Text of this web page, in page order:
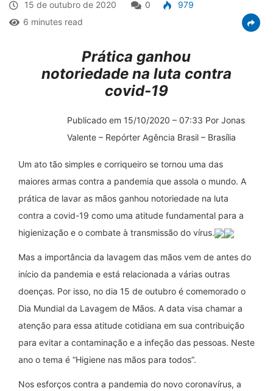
15 de outubro de 2020 0
979
6 minutes read
Prática ganhou
notoriedade na luta contra
covid-19
Publicado em 15/10/2020 – 07:33 Por Jonas
Valente – Repórter Agência Brasil – Brasília
Um ato tão simples e corriqueiro se tornou uma das
maiores armas contra a pandemia que assola o mundo. A
prática de lavar as mãos ganhou notoriedade na luta
contra a covid-19 como uma atitude fundamental para a
higienização e o combate à transmissão do vírus.
Mas a importância da lavagem das mãos vem de antes do
início da pandemia e está relacionada a várias outras
doenças. Por isso, no dia 15 de outubro é comemorado o
Dia Mundial da Lavagem de Mãos. A data visa chamar a
atenção para essa atitude cotidiana em sua contribuição
para evitar a contaminação e a infeção das pessoas. Neste
ano o tema é “Higiene nas mãos para todos”.
Nos esforços contra a pandemia do novo coronavírus, a